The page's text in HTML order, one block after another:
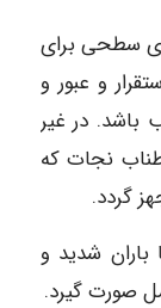
سطحی برای
و عبور و
باشد. در غیر
طناب نجات که
گردد.
باران شدید و
صورت گیرد.